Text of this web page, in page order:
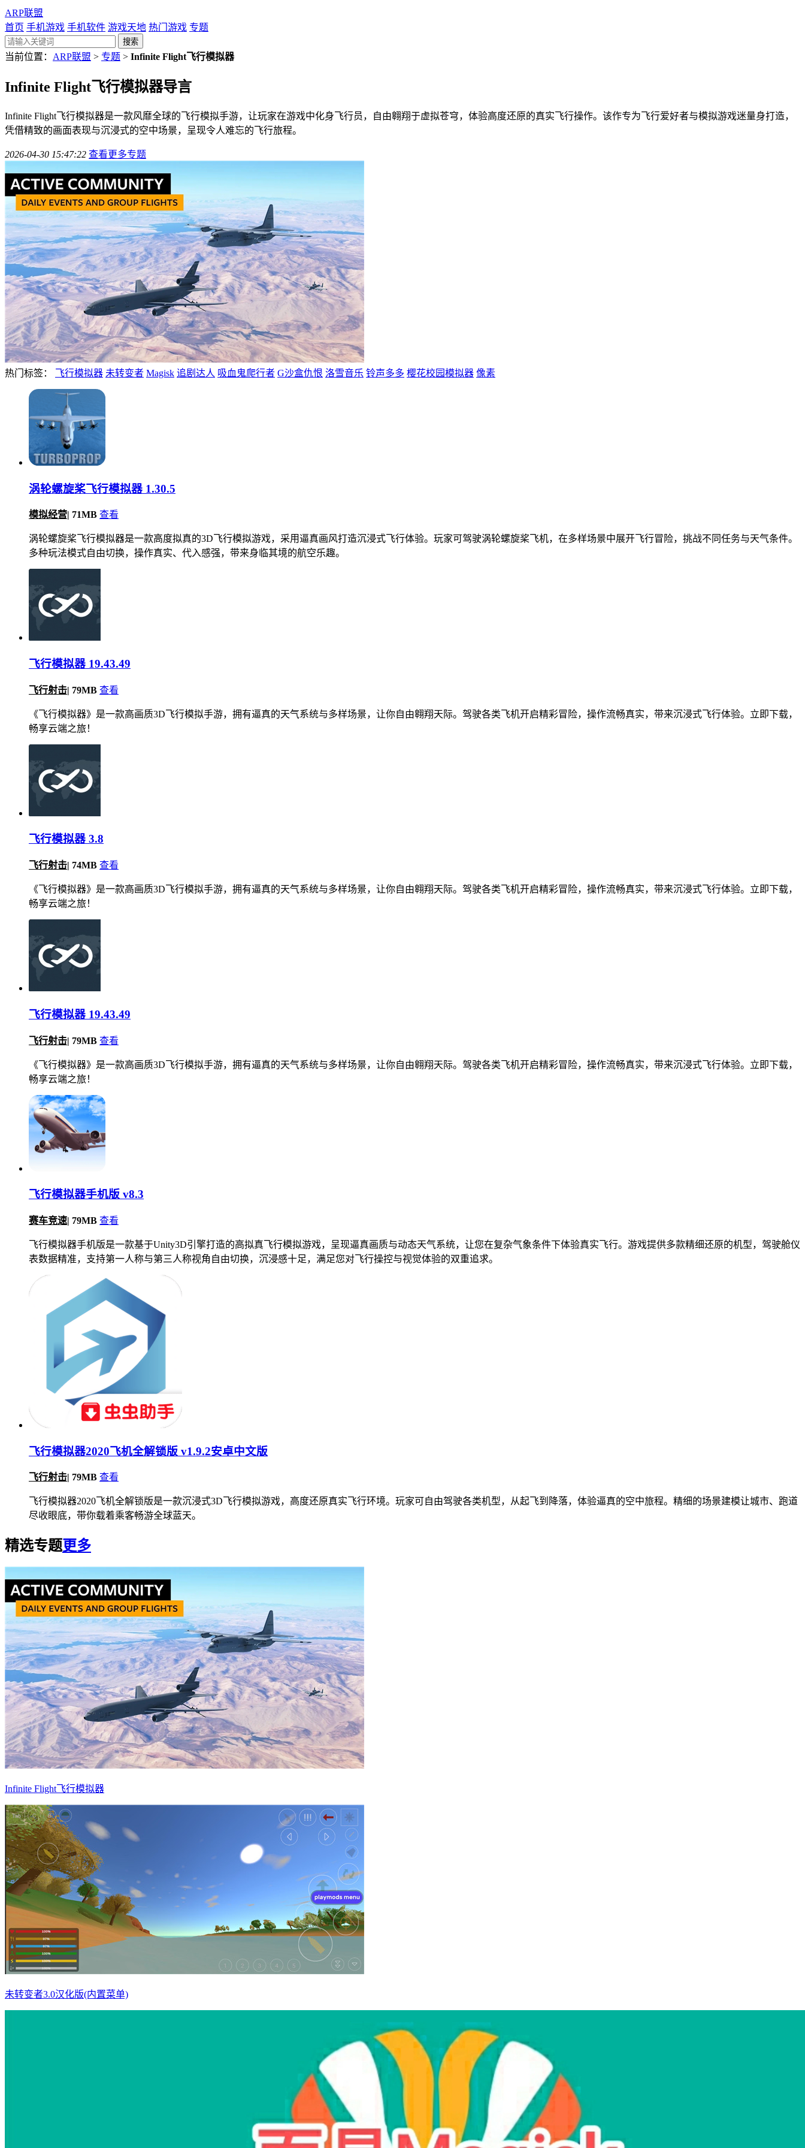
ARP联盟
首页 手机游戏 手机软件 游戏天地 热门游戏 专题
当前位置： ARP联盟 > 专题 > Infinite Flight飞行模拟器
Infinite Flight飞行模拟器导言
Infinite Flight飞行模拟器是一款风靡全球的飞行模拟手游，让玩家在游戏中化身飞行员，自由翱翔于虚拟苍穹，体验高度还原的真实飞行操作。该作专为飞行爱好者与模拟游戏迷量身打造，
凭借精致的画面表现与沉浸式的空中场景，呈现令人难忘的飞行旅程。
2026-04-30 15:47:22 查看更多专题
热门标签： 飞行模拟器 未转变者 Magisk 追剧达人 吸血鬼爬行者 G沙盒仇恨 洛雪音乐 铃声多多 樱花校园模拟器 像素
涡轮螺旋桨飞行模拟器 1.30.5
模拟经营| 71MB 查看
涡轮螺旋桨飞行模拟器是一款高度拟真的3D飞行模拟游戏，采用逼真画风打造沉浸式飞行体验。玩家可驾驶涡轮螺旋桨飞机，在多样场景中展开飞行冒险，挑战不同任务与天气条件。
多种玩法模式自由切换，操作真实、代入感强，带来身临其境的航空乐趣。
飞行模拟器 19.43.49
飞行射击| 79MB 查看
《飞行模拟器》是一款高画质3D飞行模拟手游，拥有逼真的天气系统与多样场景，让你自由翱翔天际。驾驶各类飞机开启精彩冒险，操作流畅真实，带来沉浸式飞行体验。立即下载，
畅享云端之旅！
飞行模拟器 3.8
飞行射击| 74MB 查看
《飞行模拟器》是一款高画质3D飞行模拟手游，拥有逼真的天气系统与多样场景，让你自由翱翔天际。驾驶各类飞机开启精彩冒险，操作流畅真实，带来沉浸式飞行体验。立即下载，
畅享云端之旅！
飞行模拟器 19.43.49
飞行射击| 79MB 查看
《飞行模拟器》是一款高画质3D飞行模拟手游，拥有逼真的天气系统与多样场景，让你自由翱翔天际。驾驶各类飞机开启精彩冒险，操作流畅真实，带来沉浸式飞行体验。立即下载，
畅享云端之旅！
飞行模拟器手机版 v8.3
赛车竞速| 79MB 查看
飞行模拟器手机版是一款基于Unity3D引擎打造的高拟真飞行模拟游戏，呈现逼真画质与动态天气系统，让您在复杂气象条件下体验真实飞行。游戏提供多款精细还原的机型，驾驶舱仪
表数据精准，支持第一人称与第三人称视角自由切换，沉浸感十足，满足您对飞行操控与视觉体验的双重追求。
飞行模拟器2020飞机全解锁版 v1.9.2安卓中文版
飞行射击| 79MB 查看
飞行模拟器2020飞机全解锁版是一款沉浸式3D飞行模拟游戏，高度还原真实飞行环境。玩家可自由驾驶各类机型，从起飞到降落，体验逼真的空中旅程。精细的场景建模让城市、跑道
尽收眼底，带你载着乘客畅游全球蓝天。
精选专题更多
Infinite Flight飞行模拟器
未转变者3.0汉化版(内置菜单)